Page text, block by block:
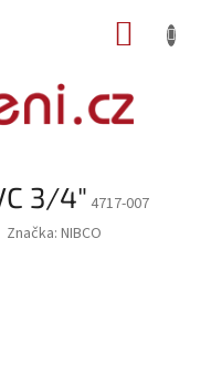
3/4" 4717-007
Značka: NIBCO